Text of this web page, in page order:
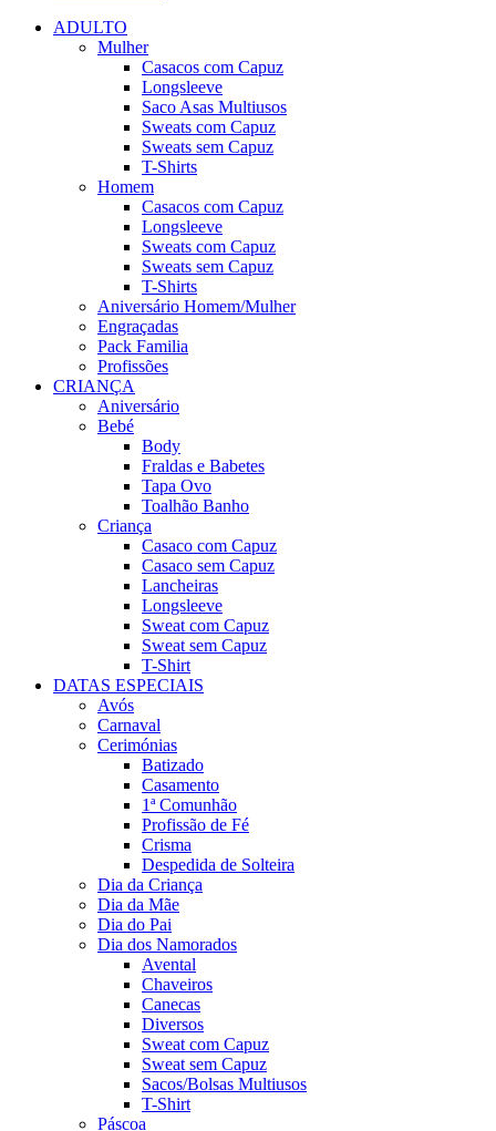
ADULTO
Mulher
Casacos com Capuz
Longsleeve
Saco Asas Multiusos
Sweats com Capuz
Sweats sem Capuz
T-Shirts
Homem
Casacos com Capuz
Longsleeve
Sweats com Capuz
Sweats sem Capuz
T-Shirts
Aniversário Homem/Mulher
Engraçadas
Pack Familia
Profissões
CRIANÇA
Aniversário
Bebé
Body
Fraldas e Babetes
Tapa Ovo
Toalhão Banho
Criança
Casaco com Capuz
Casaco sem Capuz
Lancheiras
Longsleeve
Sweat com Capuz
Sweat sem Capuz
T-Shirt
DATAS ESPECIAIS
Avós
Carnaval
Cerimónias
Batizado
Casamento
1ª Comunhão
Profissão de Fé
Crisma
Despedida de Solteira
Dia da Criança
Dia da Mãe
Dia do Pai
Dia dos Namorados
Avental
Chaveiros
Canecas
Diversos
Sweat com Capuz
Sweat sem Capuz
Sacos/Bolsas Multiusos
T-Shirt
Páscoa